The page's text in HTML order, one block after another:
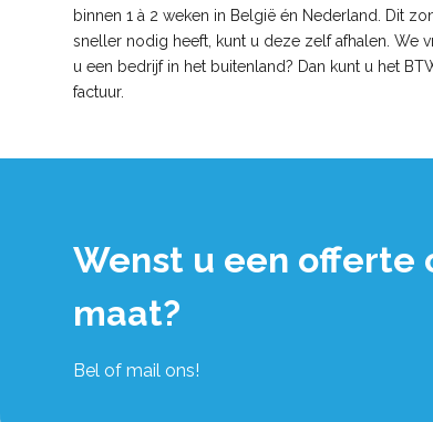
binnen 1 à 2 weken in België én Nederland. Dit
sneller nodig heeft, kunt u deze zelf afhalen. We
u een bedrijf in het buitenland? Dan kunt u het
factuur.
Wenst u een offerte
maat?
Bel of mail ons!